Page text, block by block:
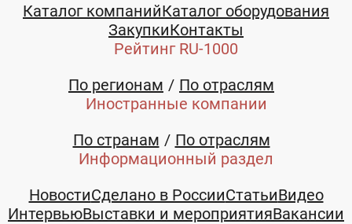
Каталог компанийКаталог оборудования
ЗакупкиКонтакты
Рейтинг RU-1000
По регионам
По отраслям
Иностранные компании
По странам
По отраслям
Информационный раздел
НовостиСделано в РоссииСтатьиВидео
ИнтервьюВыставки и мероприятияВакансии